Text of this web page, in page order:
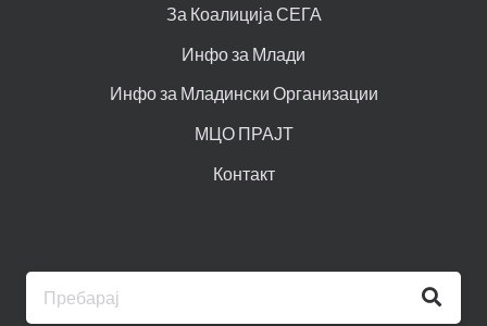
За Коалиција СЕГА
Инфо за Млади
Инфо за Младински Организации
МЦО ПРАЈТ
Контакт